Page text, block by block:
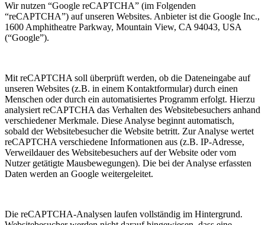
Wir nutzen “Google reCAPTCHA” (im Folgenden
“reCAPTCHA”) auf unseren Websites. Anbieter ist die Google Inc.,
1600 Amphitheatre Parkway, Mountain View, CA 94043, USA
(“Google”).
Mit reCAPTCHA soll überprüft werden, ob die Dateneingabe auf
unseren Websites (z.B. in einem Kontaktformular) durch einen
Menschen oder durch ein automatisiertes Programm erfolgt. Hierzu
analysiert reCAPTCHA das Verhalten des Websitebesuchers anhand
verschiedener Merkmale. Diese Analyse beginnt automatisch,
sobald der Websitebesucher die Website betritt. Zur Analyse wertet
reCAPTCHA verschiedene Informationen aus (z.B. IP-Adresse,
Verweildauer des Websitebesuchers auf der Website oder vom
Nutzer getätigte Mausbewegungen). Die bei der Analyse erfassten
Daten werden an Google weitergeleitet.
Die reCAPTCHA-Analysen laufen vollständig im Hintergrund.